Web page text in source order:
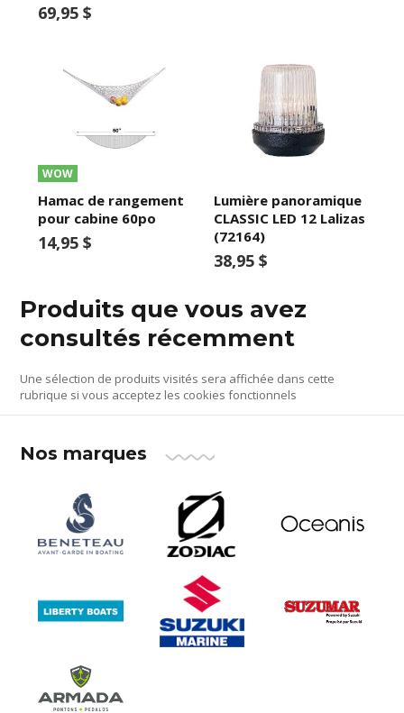
69,95 $
WOW
Hamac de rangement
pour cabine 60po
14,95 $
Lumière panoramique
CLASSIC LED 12 Lalizas
(72164)
38,95 $
Produits que vous avez
consultés récemment
Une sélection de produits visités sera affichée dans cette
rubrique si vous acceptez les cookies fonctionnels
Nos marques